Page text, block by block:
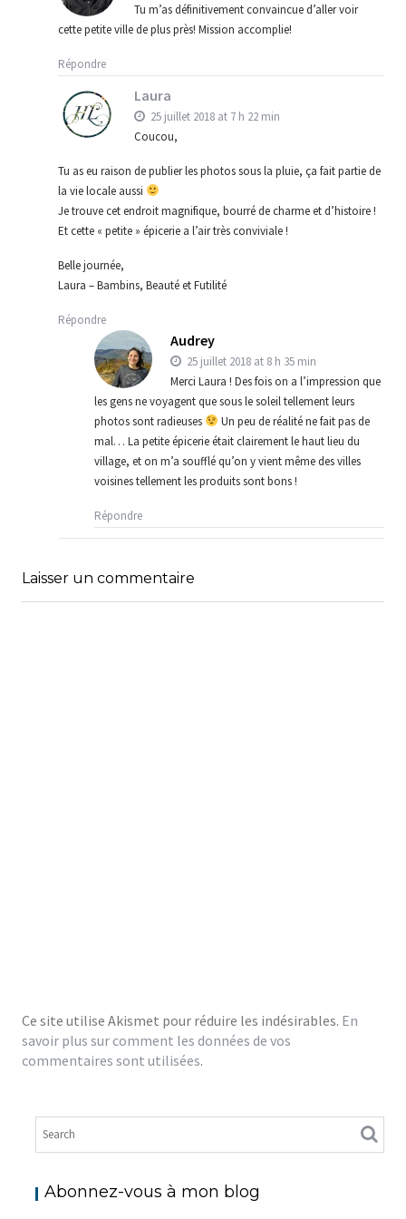
Tu m’as définitivement convaincue d’aller voir
cette petite ville de plus près! Mission accomplie!
Répondre
Laura
25 juillet 2018 at 7 h 22 min
Coucou,
Tu as eu raison de publier les photos sous la pluie, ça fait partie de
la vie locale aussi
Je trouve cet endroit magnifique, bourré de charme et d’histoire !
Et cette « petite » épicerie a l’air très conviviale !
Belle journée,
Laura – Bambins, Beauté et Futilité
Répondre
Audrey
25 juillet 2018 at 8 h 35 min
Merci Laura ! Des fois on a l’impression que
les gens ne voyagent que sous le soleil tellement leurs
photos sont radieuses
Un peu de réalité ne fait pas de
mal… La petite épicerie était clairement le haut lieu du
village, et on m’a soufflé qu’on y vient même des villes
voisines tellement les produits sont bons !
Répondre
Laisser un commentaire
Ce site utilise Akismet pour réduire les indésirables. En
savoir plus sur comment les données de vos
commentaires sont utilisées.
Abonnez-vous à mon blog